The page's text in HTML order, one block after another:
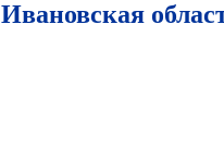
Ивановская